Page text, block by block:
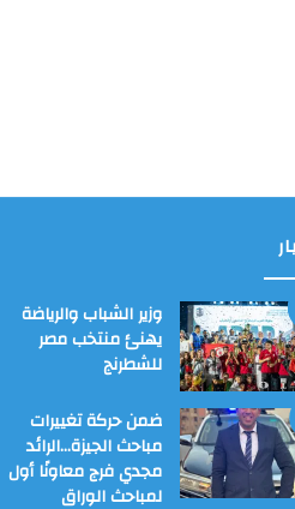
وزير الشباب والرياضة
يهنئ منتخب مصر
للشطرنج
ضمن حركة تغييرات
مباحث الجيزة…الرائد
مجدي فرج معاونًا أول
لمباحث الوراق